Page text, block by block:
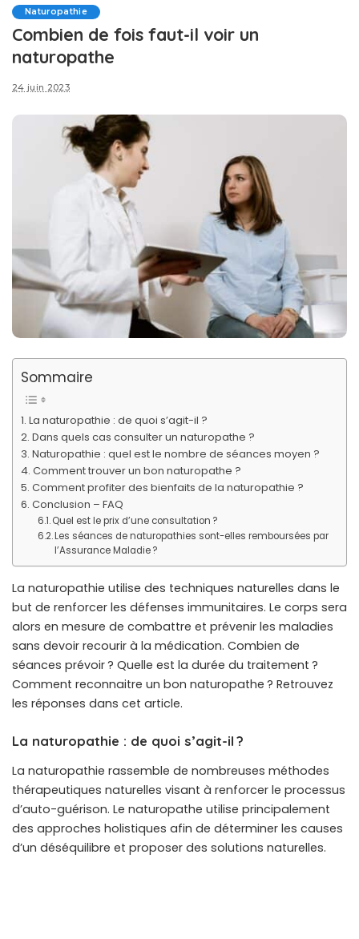
Naturopathie
Combien de fois faut-il voir un
naturopathe
24 juin 2023
Sommaire
La naturopathie : de quoi s’agit-il ?
Dans quels cas consulter un naturopathe ?
Naturopathie : quel est le nombre de séances moyen ?
Comment trouver un bon naturopathe ?
Comment profiter des bienfaits de la naturopathie ?
Conclusion – FAQ
Quel est le prix d’une consultation ?
Les séances de naturopathies sont-elles remboursées par
l’Assurance Maladie ?
La naturopathie utilise des techniques naturelles dans le
but de renforcer les défenses immunitaires. Le corps sera
alors en mesure de combattre et prévenir les maladies
sans devoir recourir à la médication. Combien de
séances prévoir ? Quelle est la durée du traitement ?
Comment reconnaitre un bon naturopathe ? Retrouvez
les réponses dans cet article.
La naturopathie : de quoi s’agit-il ?
La naturopathie rassemble de nombreuses méthodes
thérapeutiques naturelles visant à renforcer le processus
d’auto-guérison. Le naturopathe utilise principalement
des approches holistiques afin de déterminer les causes
d’un déséquilibre et proposer des solutions naturelles.